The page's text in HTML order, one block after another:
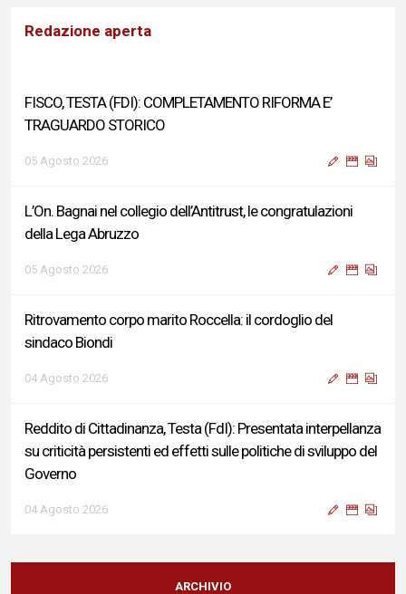
Redazione aperta
FISCO, TESTA (FDI): COMPLETAMENTO RIFORMA E’
TRAGUARDO STORICO
05 Agosto 2026
L’On. Bagnai nel collegio dell’Antitrust, le congratulazioni
della Lega Abruzzo
05 Agosto 2026
Ritrovamento corpo marito Roccella: il cordoglio del
sindaco Biondi
04 Agosto 2026
Reddito di Cittadinanza, Testa (FdI): Presentata interpellanza
su criticità persistenti ed effetti sulle politiche di sviluppo del
Governo
04 Agosto 2026
Sigismondi, Liris e Testa: “Profondo cordoglio e vicinanza al
Ministro Roccella e alla sua famiglia”
ARCHIVIO